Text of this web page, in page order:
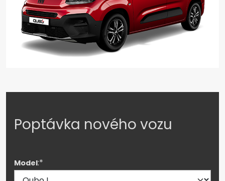
Poptávka nového vozu
Model:*